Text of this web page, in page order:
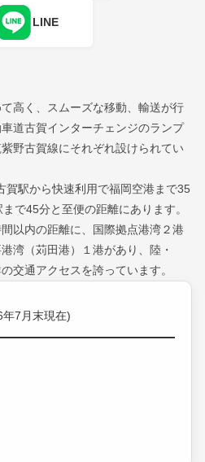
LINE
高く、スムーズな移動、輸送が行
道古賀インターチェンジのランプ
野古賀線にそれぞれ設けられてい
賀駅から快速利用で福岡空港まで35
で45分と至便の距離にあります。
以内の距離に、国際拠点港湾２港
湾（苅田港）１港があり、陸・
交通アクセスを誇っています。
年7月末現在)